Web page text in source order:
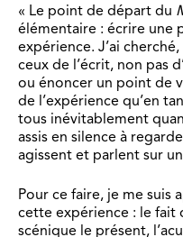
« Le point de départ du
élémentaire : écrire une
expérience. J’ai
ceux de l’écrit, non pas
ou énoncer un point de
de l’expérience qu’en
tous inévitablement
assis en silence à
agissent et parlent sur
Pour ce faire, je me suis
cette expérience : le fait
scénique le présent,